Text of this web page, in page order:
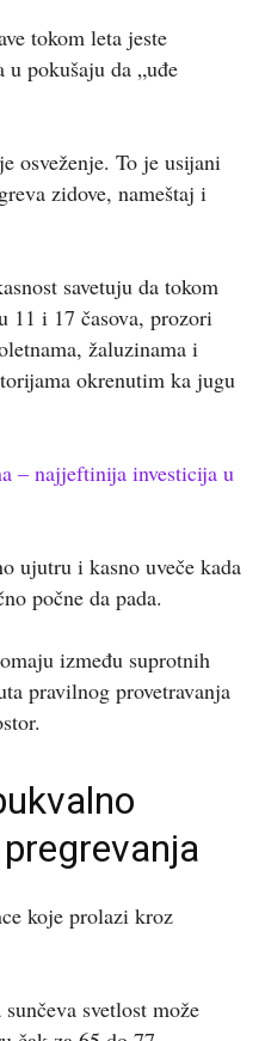
tokom leta jeste
u pokušaju da „uđe
osveženje. To je usijani
zidove, nameštaj i
savetuju da tokom
11 i 17 časova, prozori
žaluzinama i
okrenutim ka jugu
– najjeftinija investicija u
ujutru i kasno uveče kada
počne da pada.
između suprotnih
pravilnog provetravanja
koje prolazi kroz
svetlost može